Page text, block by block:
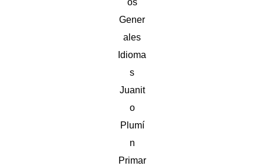
os
Gener
ales
Idioma
s
Juanit
o
Plumí
n
Primar